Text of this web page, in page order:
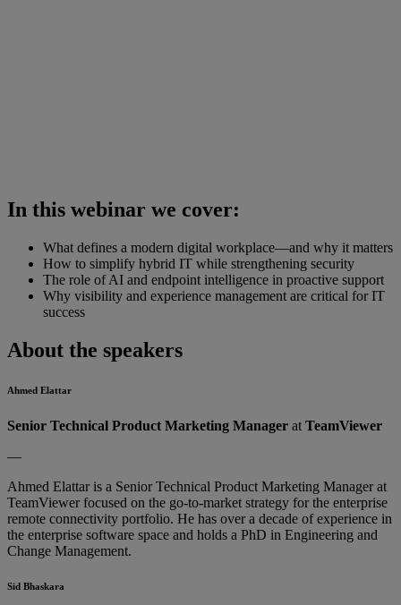
In this webinar we cover:
What defines a modern digital workplace—and why it matters
How to simplify hybrid IT while strengthening security
The role of AI and endpoint intelligence in proactive support
Why visibility and experience management are critical for IT
success
About the speakers
Ahmed Elattar
Senior Technical Product Marketing Manager at TeamViewer
—
Ahmed Elattar is a Senior Technical Product Marketing Manager at
TeamViewer focused on the go-to-market strategy for the enterprise
remote connectivity portfolio. He has over a decade of experience in
the enterprise software space and holds a PhD in Engineering and
Change Management.
Sid Bhaskara